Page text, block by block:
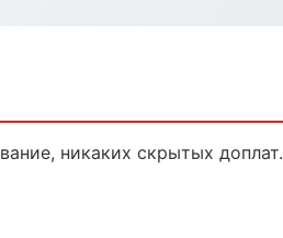
никаких скрытых доплат.